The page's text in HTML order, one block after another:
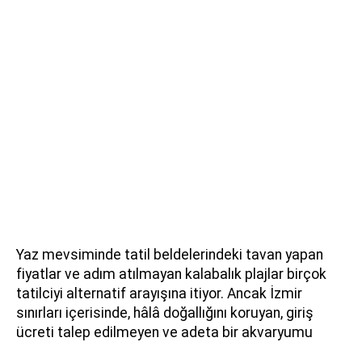
Yaz mevsiminde tatil beldelerindeki tavan yapan
fiyatlar ve adım atılmayan kalabalık plajlar birçok
tatilciyi alternatif arayışına itiyor. Ancak İzmir
sınırları içerisinde, hâlâ doğallığını koruyan, giriş
ücreti talep edilmeyen ve adeta bir akvaryumu